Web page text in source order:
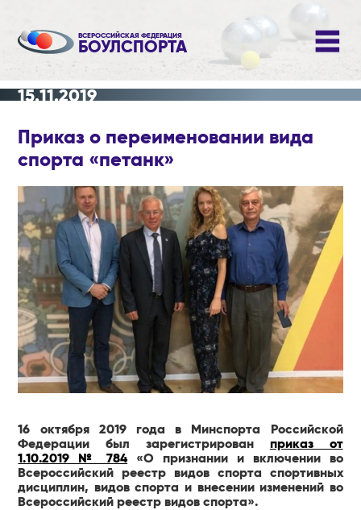
ВСЕРОССИЙСКАЯ ФЕДЕРАЦИЯ
БОУЛСПОРТА
15.11.2019
Приказ о переименовании вида
спорта «петанк»
16 октября 2019 года в Минспорта Российской
Федерации был зарегистрирован приказ от
1.10.2019 № 784«О признании и включении во
Всероссийский реестр видов спорта спортивных
дисциплин, видов спорта и внесении изменений во
Всероссийский реестр видов спорта».